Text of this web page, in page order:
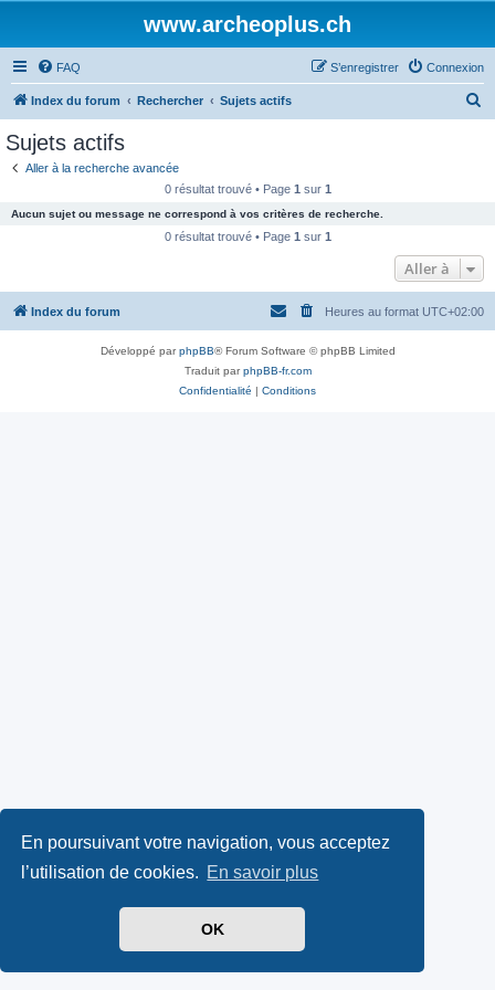
En poursuivant votre navigation, vous acceptez
l’utilisation de cookies. En savoir plus
OK
www.archeoplus.ch
FAQ Connexion
S’enregistrer
Index du forum Rechercher Sujets actifs
c
e
Sujets actifs
Aller à la recherche avancée
0 résultat trouvé • Page 1 sur 1
Aucun sujet ou message ne correspond à vos critères de recherche.
0 résultat trouvé • Page 1 sur 1
Aller à
Index du forum Heures au format UTC+02:00
Développé parphpBB® Forum Software © phpBB Limited
Traduit parphpBB-fr.com
Confidentialité | Conditions